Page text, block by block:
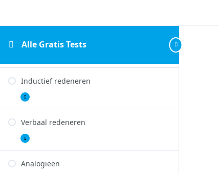
Alle Gratis Tests
Numeriek redeneren
redeneren
Inductief redeneren
Uitbreiden
Inductief
redeneren
Verbaal redeneren
Uitbreiden
Verbaal
redeneren
Analogieën